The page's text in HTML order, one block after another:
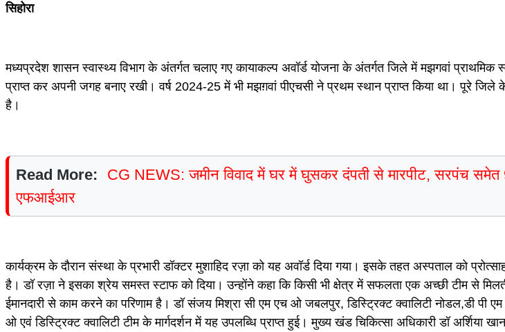
सिहोरा
मध्यप्रदेश शासन स्वास्थ्य विभाग के अंतर्गत चलाए गए कायाकल्प अवॉर्ड योजना के अंतर्गत जिले में मझगवां प्राथमिक
प्राप्त कर अपनी जगह बनाए रखी। वर्ष 2024-25 में भी मझग़वां पीएचसी ने प्रथम स्थान प्राप्त किया था। पूरे जिले
है।
Read More:
CG NEWS: जमीन विवाद में घर में घुसकर दंपती से मारपीट, सरपंच
एफआईआर
कार्यक्रम के दौरान संस्था के प्रभारी डॉक्टर मुशाहिद रज़ा को यह अवॉर्ड दिया गया। इसके तहत अस्पताल को
है। डॉ रज़ा ने इसका श्रेय समस्त स्टाफ को दिया। उन्होंने कहा कि किसी भी क्षेत्र में सफलता एक अच्छी टीम से
ईमानदारी से काम करने का परिणाम है। डॉ संजय मिश्रा सी एम एच ओ जबलपुर, डिस्ट्रिक्ट क्वालिटी नोडल,डी पी
ओ एवं डिस्ट्रिक्ट क्वालिटी टीम के मार्गदर्शन में यह उपलब्धि प्राप्त हुई। मुख्य खंड चिकित्सा अधिकारी डॉ अर्शिया